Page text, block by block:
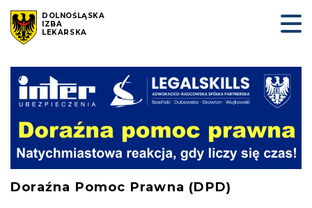
DOLNOŚLĄSKA
IZBA
LEKARSKA
Doraźna Pomoc Prawna (DPD)